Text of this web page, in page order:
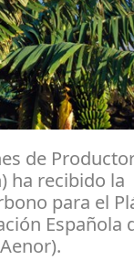
de
ha recibido la
para el
Española